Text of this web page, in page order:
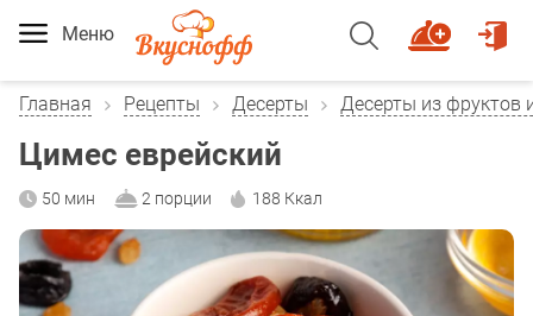
Меню
Главная Рецепты Десерты Десерты из фруктов
Цимес еврейский
50 мин 2 порции 188 Ккал